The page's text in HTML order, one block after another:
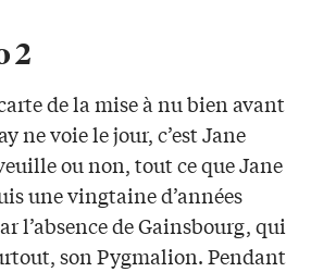
2
de la mise à nu bien avant
ne voie le jour, c’est Jane
ou non, tout ce que Jane
une vingtaine d’années
l’absence de Gainsbourg, qui
son Pygmalion. Pendant